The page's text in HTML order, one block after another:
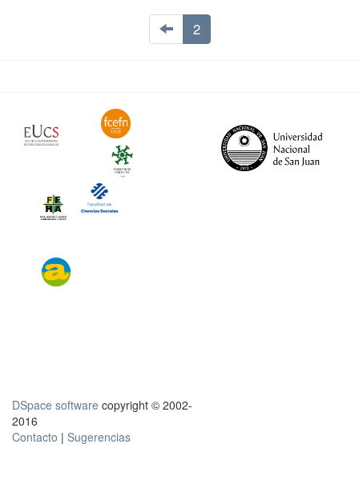
2
DSpace software copyright © 2002-
2016
Contacto | Sugerencias